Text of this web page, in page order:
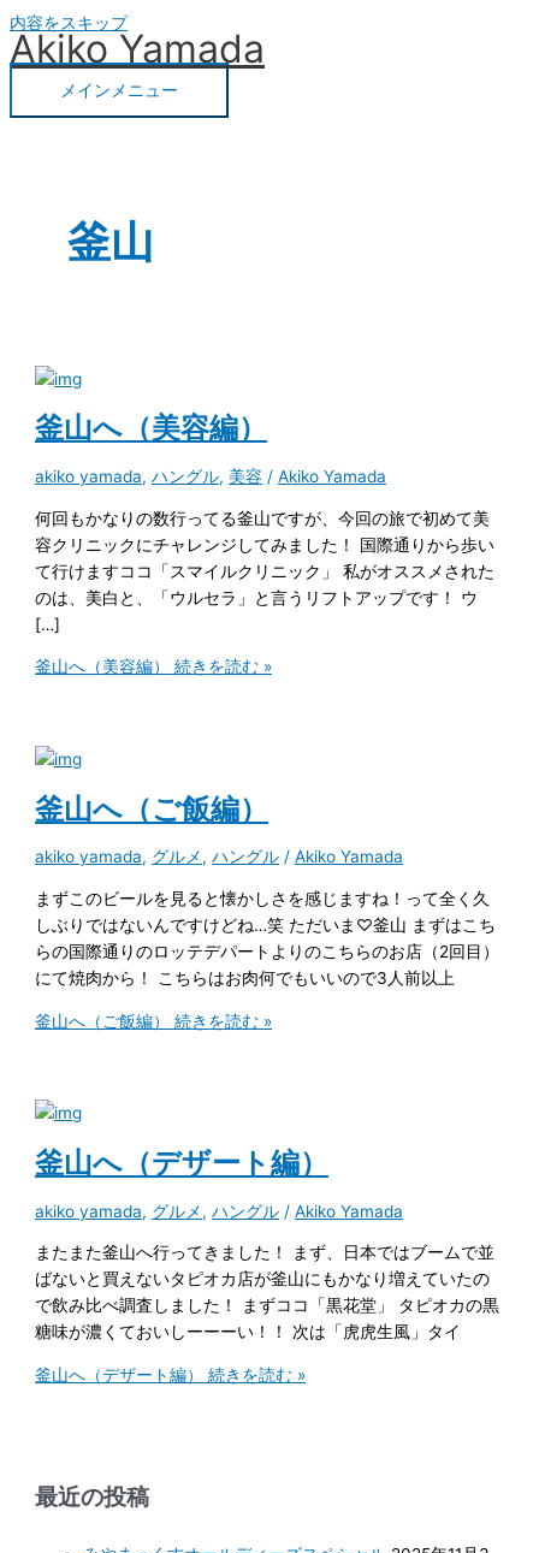
内容をスキップ
Akiko Yamada
メインメニュー
釜山
釜山へ（美容編）
akiko yamada,ハングル, 美容 /Akiko Yamada
何回もかなりの数行ってる釜山ですが、今回の旅で初めて美
容クリニックにチャレンジしてみました！ 国際通りから歩い
て行けますココ「スマイルクリニック」 私がオススメされた
のは、美白と、「ウルセラ」と言うリフトアップです！ ウ
[…]
釜山へ（美容編） 続きを読む »
釜山へ（ご飯編）
akiko yamada, グルメ,ハングル /Akiko Yamada
まずこのビールを見ると懐かしさを感じますね！って全く久
しぶりではないんですけどね…笑 ただいま♡釜山 まずはこち
らの国際通りのロッテデパートよりのこちらのお店（2回目）
にて焼肉から！ こちらはお肉何でもいいので3人前以上
釜山へ（ご飯編） 続きを読む »
釜山へ（デザート編）
akiko yamada, グルメ,ハングル /Akiko Yamada
またまた釜山へ行ってきました！ まず、日本ではブームで並
ばないと買えないタピオカ店が釜山にもかなり増えていたの
で飲み比べ調査しました！ まずココ「黒花堂」 タピオカの黒
糖味が濃くておいしーーーい！！ 次は「虎虎生風」タイ
釜山へ（デザート編） 続きを読む »
最近の投稿